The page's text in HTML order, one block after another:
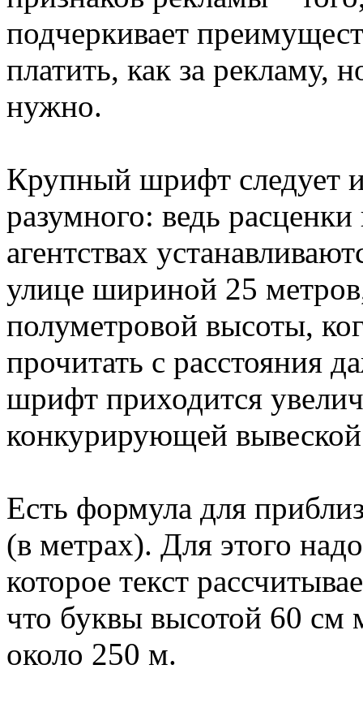
подчеркивает
платить, как за рекламу,
нужно.
Крупный шрифт следует
разумного: ведь
агентствах
улице шириной 25
полуметровой высоты,
прочитать с расстояния
шрифт приходится
конкурирующей
Есть формула для
(в метрах). Для этого
которое текст
что буквы высотой 60 см
около 250 м.